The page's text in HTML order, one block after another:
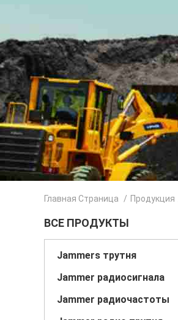
Главная Страница / Продукция
ВСЕ ПРОДУКТЫ
Jammers трутня
Jammer радиосигнала
Jammer радиочастоты